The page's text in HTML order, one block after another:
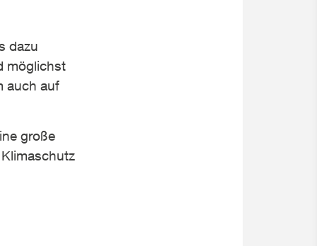
dazu
möglichst
auch auf
große